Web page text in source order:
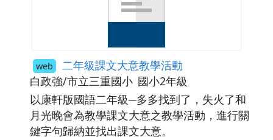
web 二年級課文大意教學活動
白政強/市立三重國小 國小2年級
以康軒版國語二年級─多多找到了，失火了和
月光晚會為教學課文大意之教學活動，進行關
鍵字句歸納並找出課文大意。